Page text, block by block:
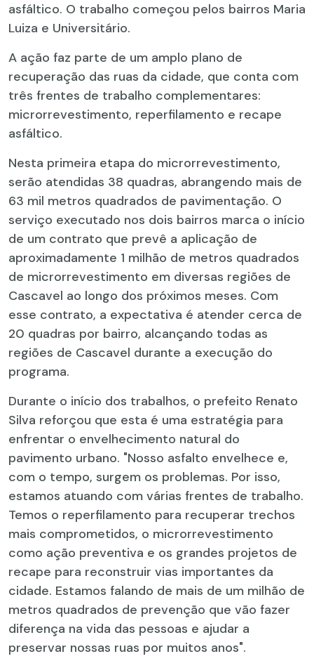
asfáltico. O trabalho começou pelos bairros Maria
Luiza e Universitário.
A ação faz parte de um amplo plano de
recuperação das ruas da cidade, que conta com
três frentes de trabalho complementares:
microrrevestimento, reperfilamento e recape
asfáltico.
Nesta primeira etapa do microrrevestimento,
serão atendidas 38 quadras, abrangendo mais de
63 mil metros quadrados de pavimentação. O
serviço executado nos dois bairros marca o início
de um contrato que prevê a aplicação de
aproximadamente 1 milhão de metros quadrados
de microrrevestimento em diversas regiões de
Cascavel ao longo dos próximos meses. Com
esse contrato, a expectativa é atender cerca de
20 quadras por bairro, alcançando todas as
regiões de Cascavel durante a execução do
programa.
Durante o início dos trabalhos, o prefeito Renato
Silva reforçou que esta é uma estratégia para
enfrentar o envelhecimento natural do
pavimento urbano. "Nosso asfalto envelhece e,
com o tempo, surgem os problemas. Por isso,
estamos atuando com várias frentes de trabalho.
Temos o reperfilamento para recuperar trechos
mais comprometidos, o microrrevestimento
como ação preventiva e os grandes projetos de
recape para reconstruir vias importantes da
cidade. Estamos falando de mais de um milhão de
metros quadrados de prevenção que vão fazer
diferença na vida das pessoas e ajudar a
preservar nossas ruas por muitos anos".